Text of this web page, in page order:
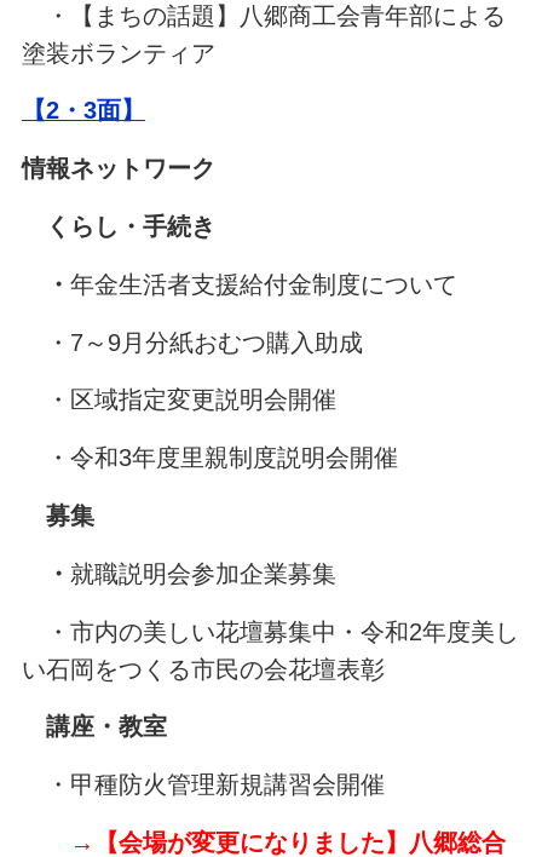
・【まちの話題】八郷商工会青年部による
塗装ボランティア
【2・3面】
情報ネットワーク
くらし・手続き
・ 年金生活者支援給付金制度について
・7～9月分紙おむつ購入助成
・区域指定変更説明会開催
・令和3年度里親制度説明会開催
募集
・ 就職説明会参加企業募集
・市内の美しい花壇募集中・令和2年度美し
い石岡をつくる市民の会花壇表彰
講座・教室
・甲種防火管理新規講習会開催
→【会場が変更になりました】八郷総合